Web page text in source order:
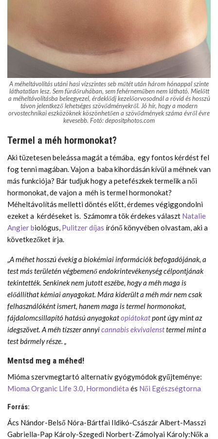
A méheltávolítás utáni hasi vízszintes seb műtét után három hónappal szinte
láthatatlan lesz. Sem fürdőruhában, sem fehérneműben nem látható. Mielőtt
a méheltávolításba beleegyezel, érdeklődj kezelőorvosodnál a rövid és hosszú
távon jelentkező lehetséges szövődményekről. Jó hír, hogy a modern
orvostechnikai eszközöknek köszönhetően a szövődmények száma évről évre
kevesebb. Fotó: depositphotos.com
Termel a méh hormonokat?
Aki tüzetesen beleássa magát a témába, egy fontos kérdést fel
fog tenni magában. Vajon a baba kihordásán kívül a méhnek van
más funkciója? Bár tudjuk hogy a petefészkek termelik a női
hormonokat, de vajon a méh is termel hormonokat?
Méheltávolítás melletti döntés előtt, érdemes végiggondolni
ezeket a kérdéseket is. Számomra tök érdekes választ Natalie
Angier biológus, Pulitzer díjas írónő könyvében olvastam, aki a
következőket írja.
„A méhet hosszú évekig a biokémiai információk befogadójának, a
test más területén végbemenő endokrintevékenység célpontjának
tekintették. Senkinek nem jutott eszébe, hogy a méh maga is
előállíthat kémiai anyagokat. Mára kiderült a méh már nem csak
felhasználóként ismert, hanem maga is termel hormonokat,
fájdalomcsillapító hatású anyagokatopiátokatpont úgy mint az
idegszövet. A méh tízszer annyicannabis ekvivalensttermel mint a
test bármely része. „
Mentsd meg a méhed!
Mióma szervmegtartó alternatív gyógymódok gyűjteménye:
Mioma Organic Life 3.0, Hormondiéta és Női Egészségtorna
Forrás:
Ács Nándor-Belső Nóra-Bártfai Ildikó-Császár Albert-Masszi
Gabriella-Pap Károly-Szegedi Norbert-Zámolyai Károly:Nők a